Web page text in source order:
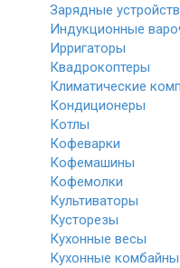
Зарядные
Индукционные
Ирригаторы
Квадрокоптеры
Климатические
Кондиционеры
Котлы
Кофеварки
Кофемашины
Кофемолки
Культиваторы
Кусторезы
Кухонные весы
Кухонные комбайны